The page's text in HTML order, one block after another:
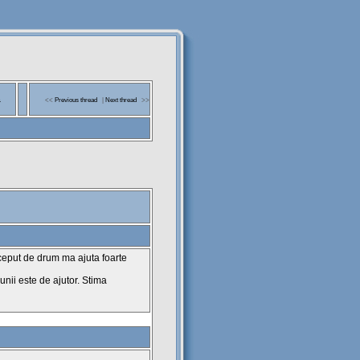
<< Previous thread Next thread >>
de drum ma ajuta foarte
este de ajutor. Stima